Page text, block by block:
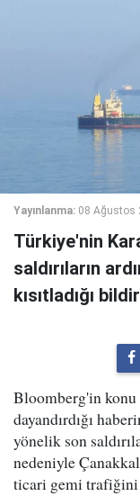
Yayınlanma: 08 Ağustos
Türkiye'nin
saldırıların
kısıtladığı
Bloomberg'in
dayandırdığı
yönelik son
nedeniyle
ticari gemi trafiğini